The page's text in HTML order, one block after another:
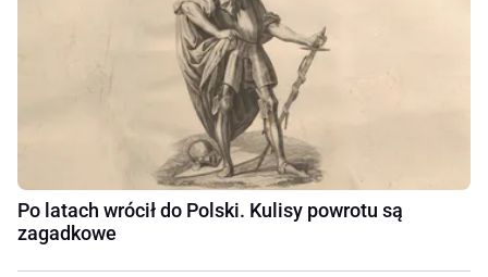
Po latach wrócił do Polski. Kulisy powrotu są
zagadkowe